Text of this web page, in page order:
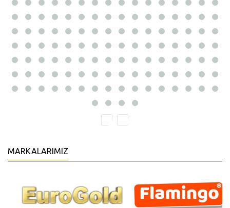
MARKALARIMIZ